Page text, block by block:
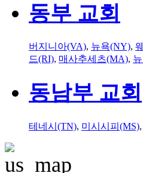
동부 교회
버지니아(VA), 뉴욕(NY),
드(RI), 매사추세츠(MA),
동남부 교회
테네시(TN), 미시시피(MS),